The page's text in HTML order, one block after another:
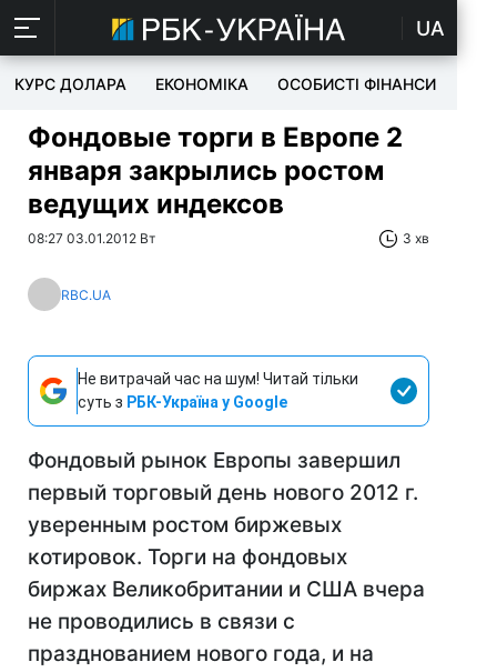
UA
КУРС ДОЛАРА ЕКОНОМІКА ОСОБИСТІ ФІНАНСИ
Фондовые торги в Европе 2
января закрылись ростом
ведущих индексов
08:27 03.01.2012 Вт 3 хв
RBC.UA
Не витрачай час на шум! Читай тільки
суть з РБК-Україна у Google
Фондовый рынок Европы завершил
первый торговый день нового 2012 г.
уверенным ростом биржевых
котировок. Торги на фондовых
биржах Великобритании и США вчера
не проводились в связи с
празднованием нового года, и на